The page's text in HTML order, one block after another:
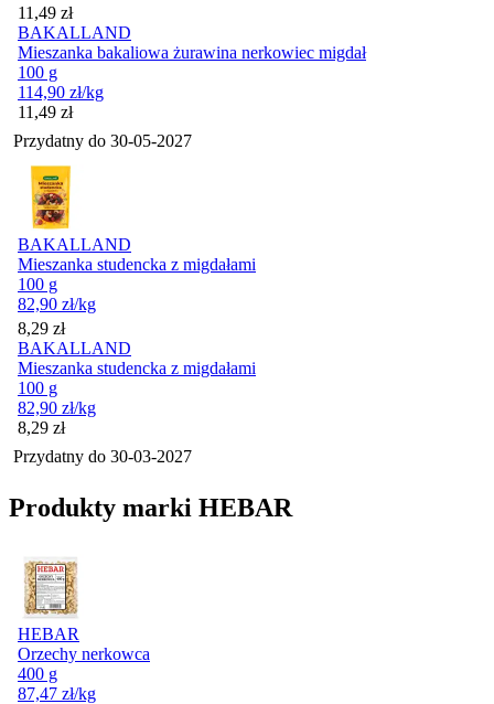
Cena
11,49 zł
BAKALLAND
Mieszanka bakaliowa żurawina nerkowiec migdał
100 g
114,90 zł/kg
Cena
11,49 zł
Przydatny do 30-05-2027
BAKALLAND
Mieszanka studencka z migdałami
100 g
82,90 zł/kg
Cena
8,29 zł
BAKALLAND
Mieszanka studencka z migdałami
100 g
82,90 zł/kg
Cena
8,29 zł
Przydatny do 30-03-2027
Produkty marki HEBAR
HEBAR
Orzechy nerkowca
400 g
87,47 zł/kg